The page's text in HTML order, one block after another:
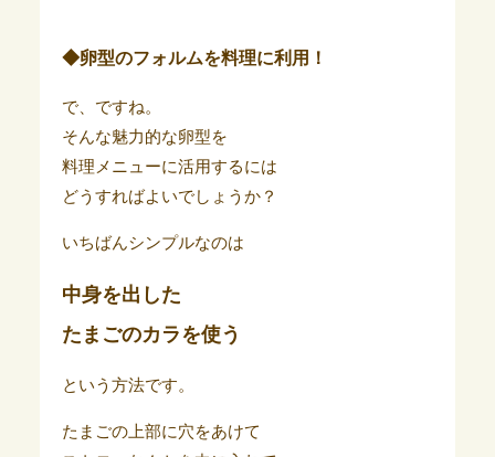
◆卵型のフォルムを料理に利用！
で、ですね。
そんな魅力的な卵型を
料理メニューに活用するには
どうすればよいでしょうか？
いちばんシンプルなのは
中身を出した
たまごのカラを使う
という方法です。
たまごの上部に穴をあけて